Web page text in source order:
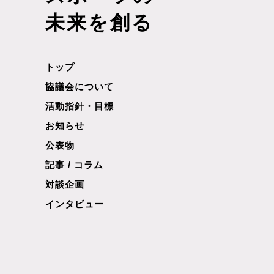
未来を創る
トップ
協議会について
活動指針・目標
お知らせ
公表物
記事 / コラム
対談企画
インタビュー